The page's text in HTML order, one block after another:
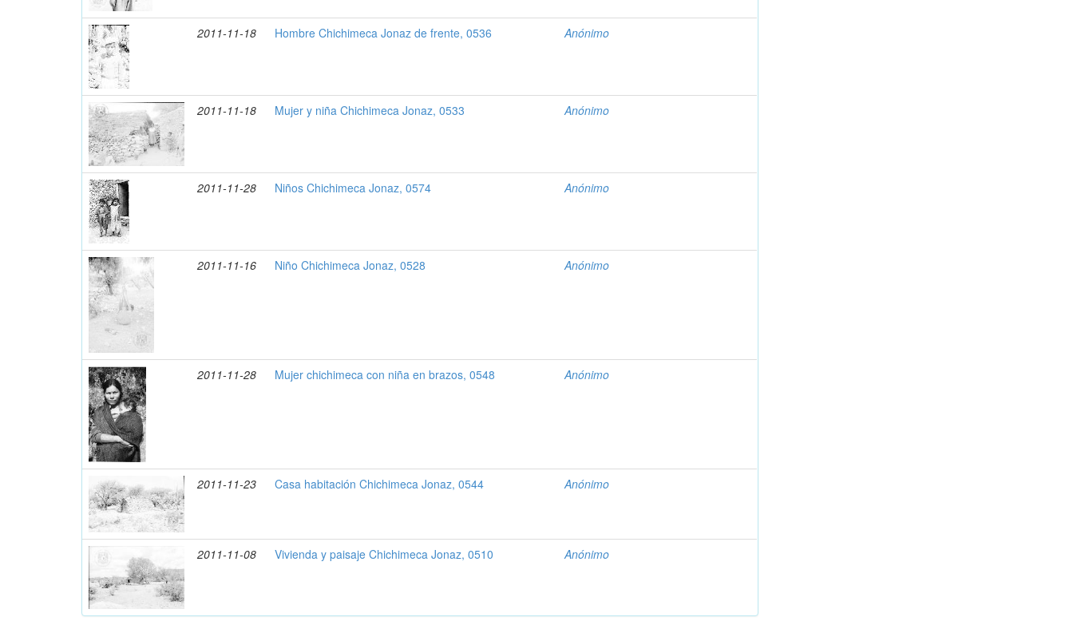
2011-11-18 Hombre Chichimeca Jonaz de frente, 0536 Anónimo
2011-11-18 Mujer y niña Chichimeca Jonaz, 0533 Anónimo
2011-11-28 Niños Chichimeca Jonaz, 0574 Anónimo
2011-11-16 Niño Chichimeca Jonaz, 0528 Anónimo
2011-11-28 Mujer chichimeca con niña en brazos, 0548 Anónimo
2011-11-23 Casa habitación Chichimeca Jonaz, 0544 Anónimo
2011-11-08 Vivienda y paisaje Chichimeca Jonaz, 0510 Anónimo